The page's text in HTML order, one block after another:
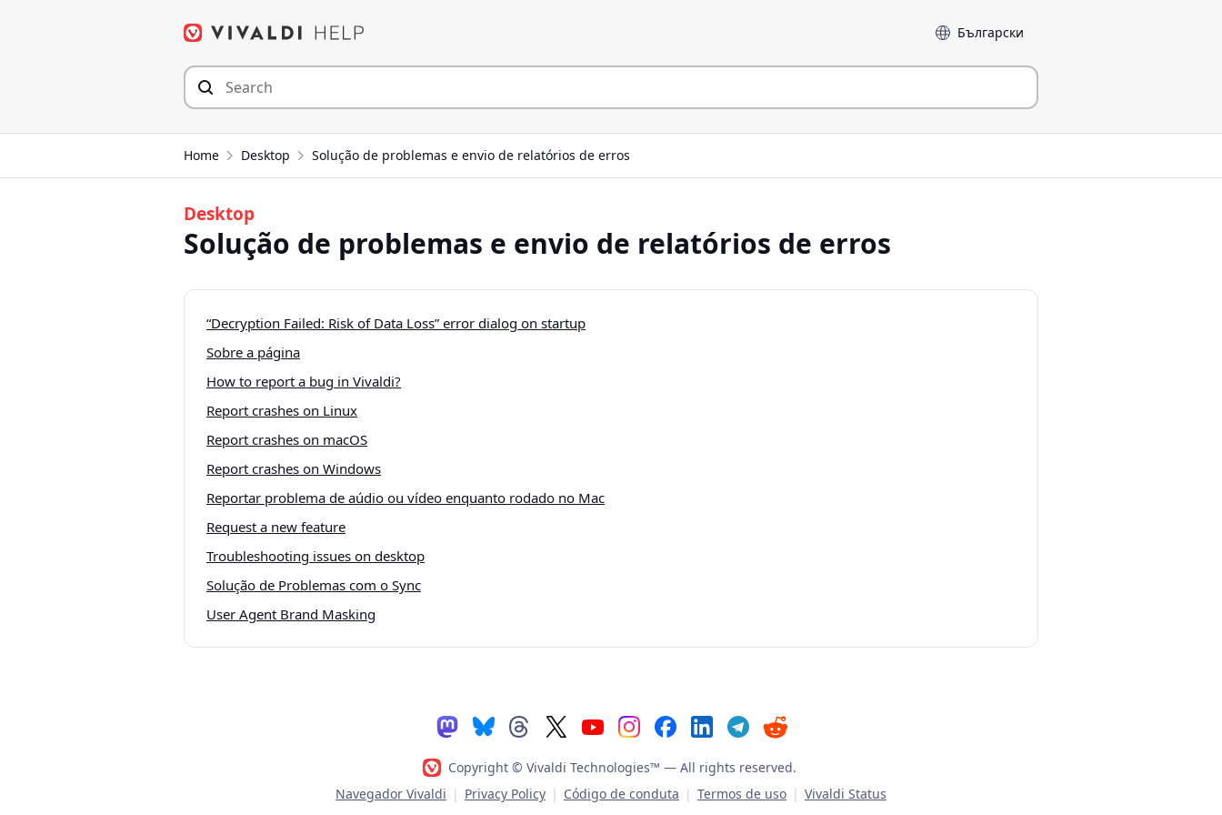
Language
Home Desktop Solução de problemas e envio de relatórios de erros
Desktop
Solução de problemas e envio de relatórios de erros
“Decryption Failed: Risk of Data Loss” error dialog on startup
Sobre a página
How to report a bug in Vivaldi?
Report crashes on Linux
Report crashes on macOS
Report crashes on Windows
Reportar problema de aúdio ou vídeo enquanto rodado no Mac
Request a new feature
Troubleshooting issues on desktop
Solução de Problemas com o Sync
User Agent Brand Masking
Copyright © Vivaldi Technologies™ — All rights reserved.
Navegador Vivaldi | Privacy Policy | Código de conduta | Termos de uso | Vivaldi Status